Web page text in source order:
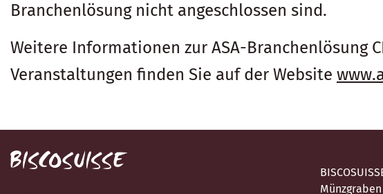
Branchenlösung nicht angeschlossen sind.
Weitere Informationen zur ASA-Branchenlösung
Veranstaltungen finden Sie auf der Website